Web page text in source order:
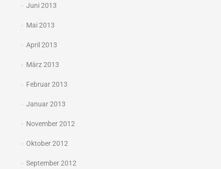
Juni 2013
Mai 2013
April 2013
März 2013
Februar 2013
Januar 2013
November 2012
Oktober 2012
September 2012